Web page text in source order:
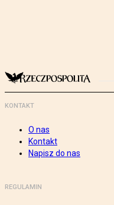
KONTAKT
O nas
Kontakt
Napisz do nas
REGULAMIN